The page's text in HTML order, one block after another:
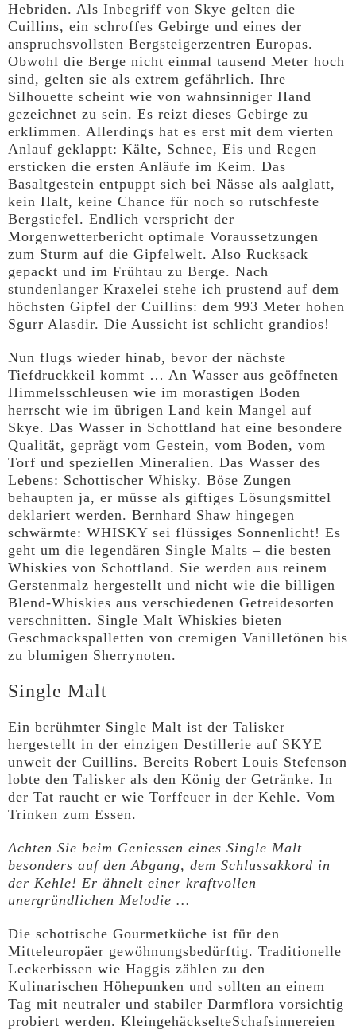
Hebriden. Als Inbegriff von Skye gelten die
Cuillins, ein schroffes Gebirge und eines der
anspruchsvollsten Bergsteigerzentren Europas.
Obwohl die Berge nicht einmal tausend Meter hoch
sind, gelten sie als extrem gefährlich. Ihre
Silhouette scheint wie von wahnsinniger Hand
gezeichnet zu sein. Es reizt dieses Gebirge zu
erklimmen. Allerdings hat es erst mit dem vierten
Anlauf geklappt: Kälte, Schnee, Eis und Regen
ersticken die ersten Anläufe im Keim. Das
Basaltgestein entpuppt sich bei Nässe als aalglatt,
kein Halt, keine Chance für noch so rutschfeste
Bergstiefel. Endlich verspricht der
Morgenwetterbericht optimale Voraussetzungen
zum Sturm auf die Gipfelwelt. Also Rucksack
gepackt und im Frühtau zu Berge. Nach
stundenlanger Kraxelei stehe ich prustend auf dem
höchsten Gipfel der Cuillins: dem 993 Meter hohen
Sgurr Alasdir. Die Aussicht ist schlicht grandios!
Nun flugs wieder hinab, bevor der nächste
Tiefdruckkeil kommt … An Wasser aus geöffneten
Himmelsschleusen wie im morastigen Boden
herrscht wie im übrigen Land kein Mangel auf
Skye. Das Wasser in Schottland hat eine besondere
Qualität, geprägt vom Gestein, vom Boden, vom
Torf und speziellen Mineralien. Das Wasser des
Lebens: Schottischer Whisky. Böse Zungen
behaupten ja, er müsse als giftiges Lösungsmittel
deklariert werden. Bernhard Shaw hingegen
schwärmte: WHISKY sei flüssiges Sonnenlicht! Es
geht um die legendären Single Malts – die besten
Whiskies von Schottland. Sie werden aus reinem
Gerstenmalz hergestellt und nicht wie die billigen
Blend-Whiskies aus verschiedenen Getreidesorten
verschnitten. Single Malt Whiskies bieten
Geschmackspalletten von cremigen Vanilletönen bis
zu blumigen Sherrynoten.
Single Malt
Ein berühmter Single Malt ist der Talisker –
hergestellt in der einzigen Destillerie auf SKYE
unweit der Cuillins. Bereits Robert Louis Stefenson
lobte den Talisker als den König der Getränke. In
der Tat raucht er wie Torffeuer in der Kehle. Vom
Trinken zum Essen.
Achten Sie beim Geniessen eines Single Malt
besonders auf den Abgang, dem Schlussakkord in
der Kehle! Er ähnelt einer kraftvollen
unergründlichen Melodie …
Die schottische Gourmetküche ist für den
Mitteleuropäer gewöhnungsbedürftig. Traditionelle
Leckerbissen wie Haggis zählen zu den
Kulinarischen Höhepunken und sollten an einem
Tag mit neutraler und stabiler Darmflora vorsichtig
probiert werden. KleingehäckselteSchafsinnereien